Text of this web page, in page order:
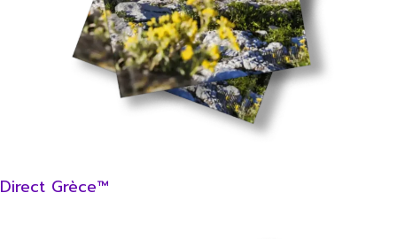
Direct Grèce™